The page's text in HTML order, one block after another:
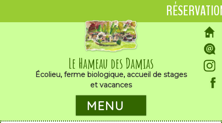
Le Hameau des Damias
Écolieu, ferme biologique, accueil de stages
et vacances
MENU